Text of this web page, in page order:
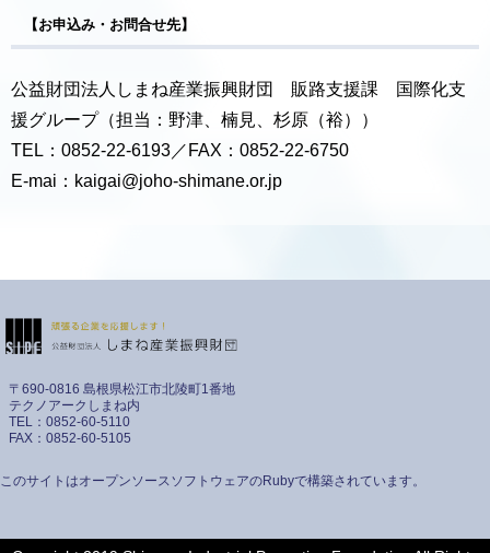
【お申込み・お問合せ先】
公益財団法人しまね産業振興財団 販路支援課 国際化支
援グループ（担当：野津、楠見、杉原（裕））
TEL：0852-22-6193／FAX：0852-22-6750
E-mai：kaigai@joho-shimane.or.jp
〒690-0816 島根県松江市北陵町1番地
テクノアークしまね内
TEL：0852-60-5110
FAX：0852-60-5105
このサイトはオープンソースソフトウェアのRubyで構築されています。